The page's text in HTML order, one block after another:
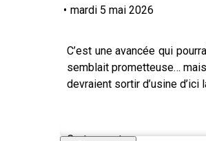
• mardi 5 mai 2026
C’est une avancée qui
semblait prometteuse…
devraient sortir d’usine d’ici